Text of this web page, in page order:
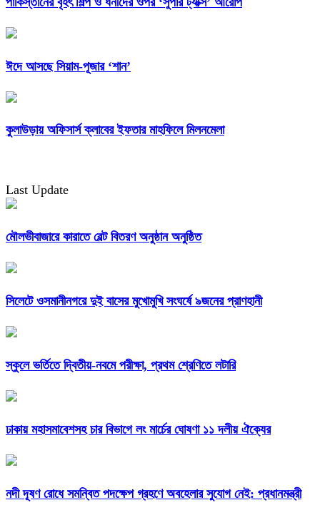
ঈদে আসছে সিয়াম-পূজার ‘শান’
কুলাউড়ায় অফিসার্স ক্লাবের ইফতার মাহফিলে মিলনমেলা
Last Update
মৌলভীবাজারে কারাতে বেল্ট বিতরণ অনুষ্ঠান অনুষ্ঠিত
সিলেটে ওসমানীনগরে দুই বাসের মুখোমুখি সংঘর্ষে ৯জনের প্রাণহানী
স্কুলে ভর্তিতে দ্বিতীয়-নবমে পরীক্ষা, প্রথম শ্রেণিতে লটারি
ঢাকায় মহাসমাবেশসহ চার বিভাগে লং মার্চের ঘোষণা ১১ দলীয় ঐক্যের
নদী দূষণ রোধে সমন্বিত পদক্ষেপ গ্রহণে অবহেলার সুযোগ নেই: প্রধানমন্ত্রী